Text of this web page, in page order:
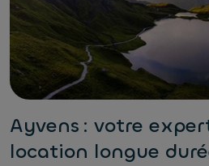
Ayvens : votre
location longue